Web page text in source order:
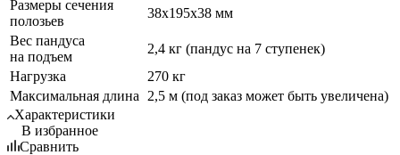
Размеры сечения
полозьев
38х195х38 мм
Вес пандуса
на подъем
2,4 кг (пандус на 7 ступенек)
Нагрузка
270 кг
Максимальная длина
2,5 м (под заказ может быть увеличена)
Характеристики
В избранное
Сравнить